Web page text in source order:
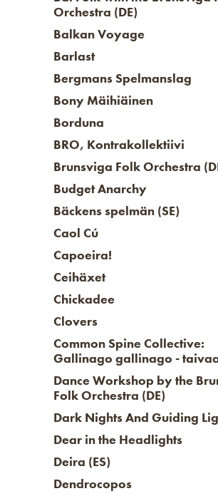
Orchestra (DE)
Balkan Voyage
Barlast
Bergmans Spelmanslag
Bony Mäihiäinen
Borduna
BRO, Kontrakollektiivi
Brunsviga Folk Orchestra
Budget Anarchy
Bäckens spelmän (SE)
Caol Cú
Capoeira!
Ceihäxet
Chickadee
Clovers
Common Spine Collective:
Gallinago gallinago -
Dance Workshop by the
Folk Orchestra (DE)
Dark Nights And Guiding
Dear in the Headlights
Deira (ES)
Dendrocopos